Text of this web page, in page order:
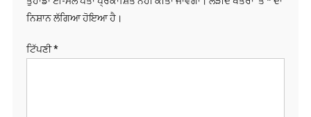
ਨਿਸ਼ਾਨ ਲੱਗਿਆ ਹੋਇਆ ਹੈ।
ਟਿੱਪਣੀ*